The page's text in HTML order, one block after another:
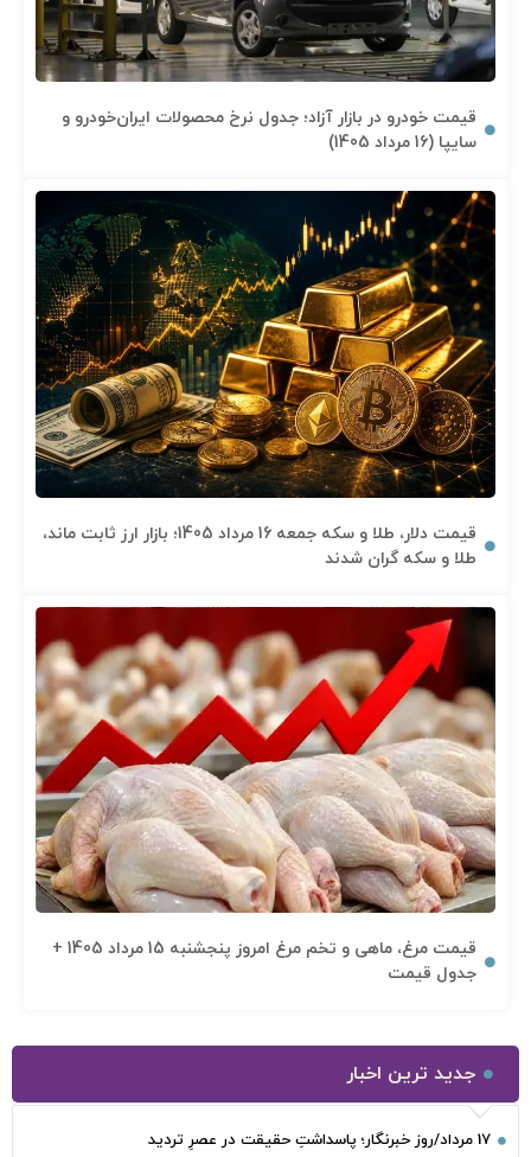
قیمت خودرو در بازار آزاد؛ جدول نرخ محصولات ایران‌خودرو و
سایپا (16 مرداد 1405)
قیمت دلار، طلا و سکه جمعه 16 مرداد 1405؛ بازار ارز ثابت ماند،
طلا و سکه گران شدند
قیمت مرغ، ماهی و تخم مرغ امروز پنجشنبه 15 مرداد 1405 +
جدول قیمت
جدید ترین اخبار
17 مرداد/روز خبرنگار؛ پاسداشتِ حقیقت در عصرِ تردید